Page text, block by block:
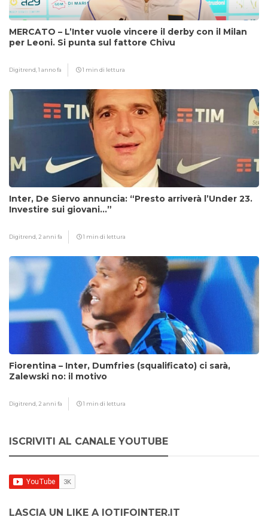
MERCATO – L’Inter vuole vincere il derby con il Milan
per Leoni. Si punta sul fattore Chivu
Digitrend,1 anno fa 1 min di lettura
Inter, De Siervo annuncia: “Presto arriverà l’Under 23.
Investire sui giovani…”
Digitrend, 2 anni fa 1 min di lettura
Fiorentina – Inter, Dumfries (squalificato) ci sarà,
Zalewski no: il motivo
Digitrend, 2 anni fa 1 min di lettura
ISCRIVITI AL CANALE YOUTUBE
LASCIA UN LIKE A IOTIFOINTER.IT